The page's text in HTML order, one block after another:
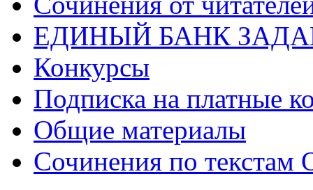
ЕДИНЫЙ БАНК
Конкурсы
Подписка на платные
Общие материалы
Сочинения по текстам